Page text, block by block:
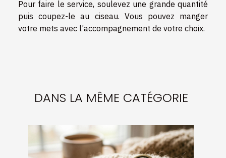
Pour faire le service, soulevez une grande quantité
puis coupez-le au ciseau. Vous pouvez manger
votre mets avec l’accompagnement de votre choix.
DANS LA MÊME CATÉGORIE